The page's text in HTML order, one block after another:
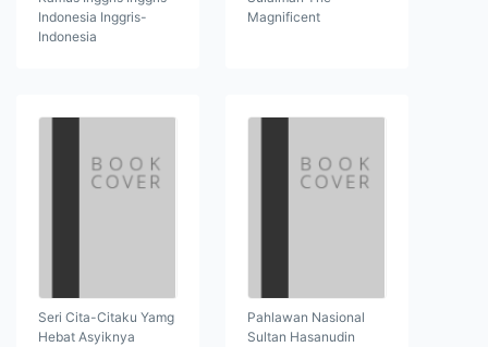
Indonesia Inggris-
Indonesia
Magnificent
Seri Cita-Citaku Yamg
Hebat Asyiknya
Pahlawan Nasional
Sultan Hasanudin